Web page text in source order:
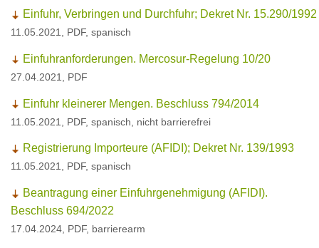
Einfuhr, Verbringen und Durchfuhr; Dekret Nr. 15.290/1992
11.05.2021, PDF, spanisch
Einfuhranforderungen. Mercosur-Regelung 10/20
27.04.2021, PDF
Einfuhr kleinerer Mengen. Beschluss 794/2014
11.05.2021, PDF, spanisch, nicht barrierefrei
Registrierung Importeure (AFIDI); Dekret Nr. 139/1993
11.05.2021, PDF, spanisch
Beantragung einer Einfuhrgenehmigung (AFIDI).
Beschluss 694/2022
17.04.2024, PDF, barrierearm